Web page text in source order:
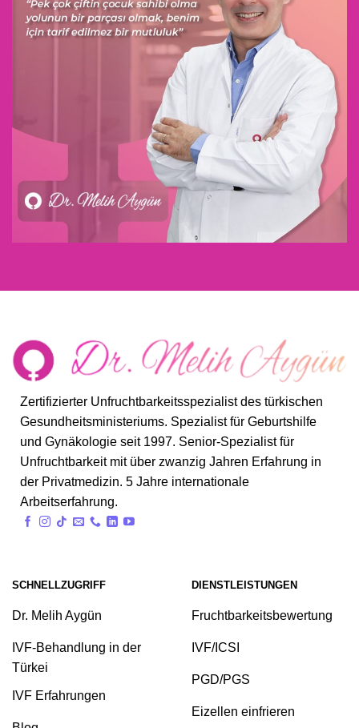
Zertifizierter Unfruchtbarkeitsspezialist des türkischen
Gesundheitsministeriums. Spezialist für Geburtshilfe
und Gynäkologie seit 1997. Senior-Spezialist für
Unfruchtbarkeit mit über zwanzig Jahren Erfahrung in
der Privatmedizin. 5 Jahre internationale
Arbeitserfahrung.
SCHNELLZUGRIFF
Dr. Melih Aygün
IVF-Behandlung in der
Türkei
IVF Erfahrungen
DIENSTLEISTUNGEN
Fruchtbarkeitsbewertung
IVF/ICSI
PGD/PGS
Eizellen einfrieren